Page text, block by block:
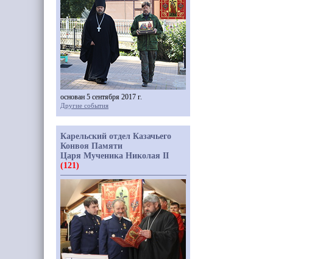
основан 5 сентября 2017 г.
Другие события
Карельский отдел Казачьего
Конвоя Памяти
Царя Мученика Николая II
(121)